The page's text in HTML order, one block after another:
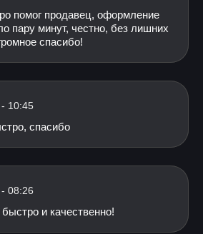
помог продавец, оформление
пару минут, честно, без лишних
спасибо!
10:45
спасибо
08:26
и качественно!